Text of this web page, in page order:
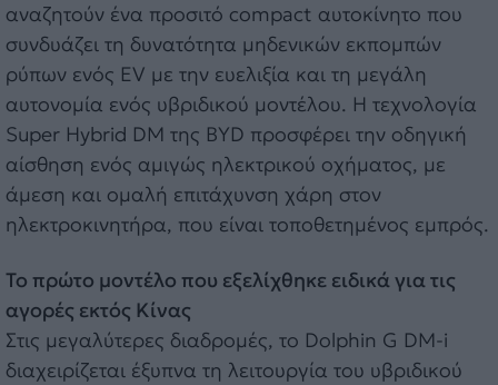
αναζητούν ένα προσιτό compact αυτοκίνητο που
συνδυάζει τη δυνατότητα μηδενικών εκπομπών
ρύπων ενός EV με την ευελιξία και τη μεγάλη
αυτονομία ενός υβριδικού μοντέλου. Η τεχνολογία
Super Hybrid DM της BYD προσφέρει την οδηγική
αίσθηση ενός αμιγώς ηλεκτρικού οχήματος, με
άμεση και ομαλή επιτάχυνση χάρη στον
ηλεκτροκινητήρα, που είναι τοποθετημένος εμπρός.
Το πρώτο μοντέλο που εξελίχθηκε ειδικά για τις
αγορές εκτός Κίνας
Στις μεγαλύτερες διαδρομές, το Dolphin G DM-i
διαχειρίζεται έξυπνα τη λειτουργία του υβριδικού